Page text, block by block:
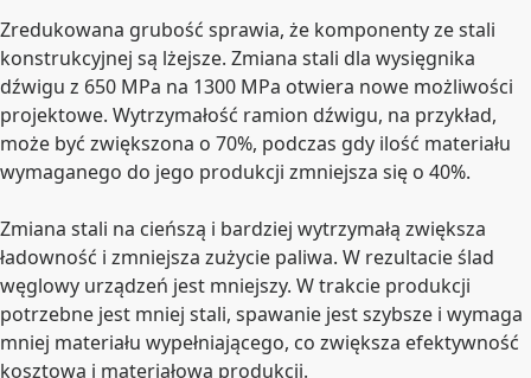
Zredukowana grubość sprawia, że komponenty ze stali
konstrukcyjnej są lżejsze. Zmiana stali dla wysięgnika
dźwigu z 650 MPa na 1300 MPa otwiera nowe możliwości
projektowe. Wytrzymałość ramion dźwigu, na przykład,
może być zwiększona o 70%, podczas gdy ilość materiału
wymaganego do jego produkcji zmniejsza się o 40%.
Zmiana stali na cieńszą i bardziej wytrzymałą zwiększa
ładowność i zmniejsza zużycie paliwa. W rezultacie ślad
węglowy urządzeń jest mniejszy. W trakcie produkcji
potrzebne jest mniej stali, spawanie jest szybsze i wymaga
mniej materiału wypełniającego, co zwiększa efektywność
kosztową i materiałową produkcji.